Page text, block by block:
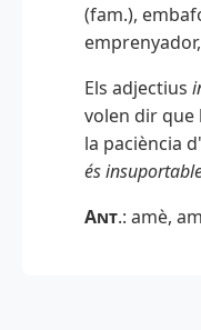
(fam.),
Els adjectius
volen dir que
la paciència
és
Ant.: amè,